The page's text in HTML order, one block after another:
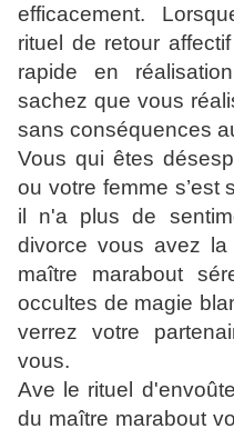
efficacement.
rituel de retour
rapide en
sachez que vous
sans conséquences
Vous qui êtes
ou votre femme s’est
il n'a plus de
divorce vous avez
maître marabout
occultes de magie
verrez votre
vous.
Ave le rituel
du maître marabout